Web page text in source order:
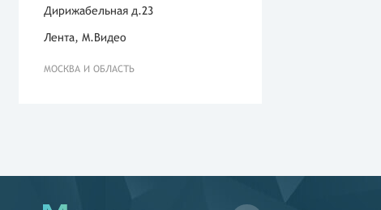
Дирижабельная д.23
Лента, М.Видео
МОСКВА И ОБЛАСТЬ